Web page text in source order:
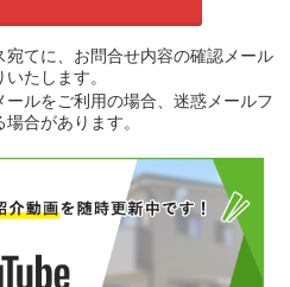
てに、お問合せ内容の確認メール
たします。
ルをご利用の場合、迷惑メールフ
合があります。